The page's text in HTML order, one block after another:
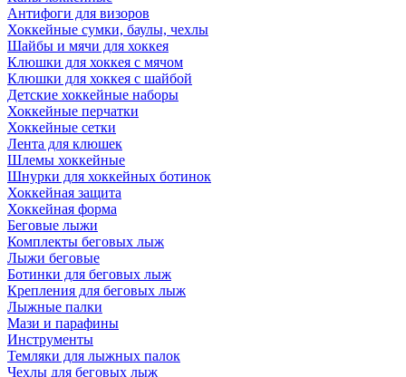
Антифоги для визоров
Хоккейные сумки, баулы, чехлы
Шайбы и мячи для хоккея
Клюшки для хоккея с мячом
Клюшки для хоккея с шайбой
Детские хоккейные наборы
Хоккейные перчатки
Хоккейные сетки
Лента для клюшек
Шлемы хоккейные
Шнурки для хоккейных ботинок
Хоккейная защита
Хоккейная форма
Беговые лыжи
Комплекты беговых лыж
Лыжи беговые
Ботинки для беговых лыж
Крепления для беговых лыж
Лыжные палки
Мази и парафины
Инструменты
Темляки для лыжных палок
Чехлы для беговых лыж